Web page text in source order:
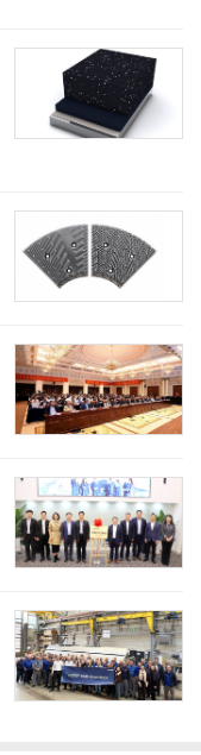
全球能源、化工、采
一般制造业